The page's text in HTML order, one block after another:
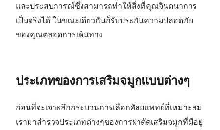
และประสบการณ์ซึ่งสามารถทำให้สิ่งที่คุณจินตนาการ
เป็นจริงได้ ในขณะเดียวกันก็รับประกันความปลอดภัย
ของคุณตลอดการเดินทาง
ประเภทของการเสริมจมูกแบบต่างๆ
ก่อนที่จะเจาะลึกกระบวนการเลือกศัลยแพทย์ที่เหมาะสม
เรามาสำรวจประเภทต่างๆของการผ่าตัดเสริมจมูกที่มีอยู่